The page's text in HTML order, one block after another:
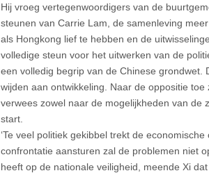
Hij vroeg vertegenwoordigers van de
steunen van Carrie Lam, de samenleving
als Hongkong lief te hebben en de
volledige steun voor het uitwerken van de
een volledig begrip van de Chinese
wijden aan ontwikkeling. Naar de oppositie
verwees zowel naar de mogelijkheden van de
start.
‘Te veel politiek gekibbel trekt de
confrontatie aansturen zal de problemen niet
heeft op de nationale veiligheid, meende Xi